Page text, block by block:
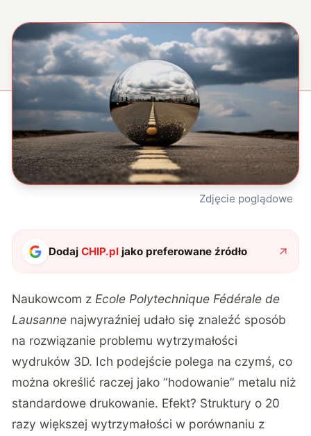
Zdjęcie poglądowe
DodajCHIP.pl jako preferowane źródło
Naukowcom z Ecole Polytechnique Fédérale de
Lausanne najwyraźniej udało się znaleźć sposób
na rozwiązanie problemu wytrzymałości
wydruków 3D. Ich podejście polega na czymś, co
można określić raczej jako “hodowanie” metalu niż
standardowe drukowanie. Efekt? Struktury o 20
razy większej wytrzymałości w porównaniu z